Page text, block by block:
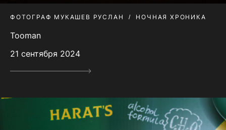
ФОТОГРАФ МУКАШЕВ РУСЛАН НОЧНАЯ ХРОНИКА
Tooman
21 сентября 2024